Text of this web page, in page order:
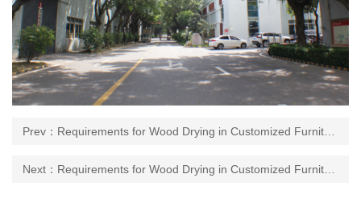
Prev：Requirements for Wood Drying in Customized Furniture Factories for High end Hotels
Next：Requirements for Wood Drying in Customized Furniture Factories for High end Hotels